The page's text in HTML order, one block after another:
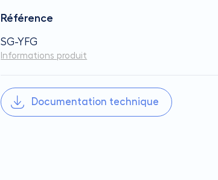
Référence
SG-YFG
Informations produit
Documentation technique